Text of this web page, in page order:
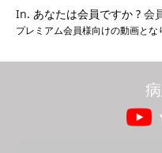
In. あなたは会員ですか ? 会
プレミアム会員様向けの動画とな